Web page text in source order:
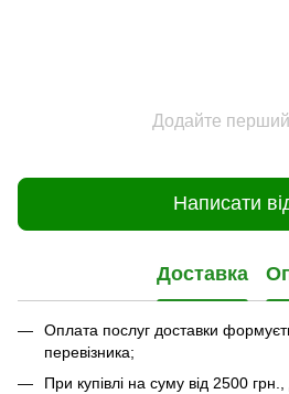
Додайте перший
Написати
Доставка
Оплата послуг доставки
перевізника;
При купівлі на суму від 2500